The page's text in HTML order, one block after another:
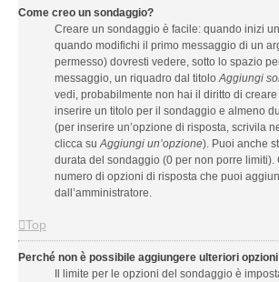
Come creo un sondaggio?
Creare un sondaggio è facile: quando inizi
quando modifichi il primo messaggio di un
permesso) dovresti vedere, sotto lo spazio
messaggio, un riquadro dal titoloAggiungi
vedi, probabilmente non hai il diritto di
inserire un titolo per il sondaggio e almeno
(per inserire un’opzione di risposta, scrivila
clicca suAggiungi un’opzione). Puoi anche
durata del sondaggio (0 per non porre limiti).
numero di opzioni di risposta che puoi
dall’amministratore.
Top
Perché non è possibile aggiungere ulteriori
Il limite per le opzioni del sondaggio è